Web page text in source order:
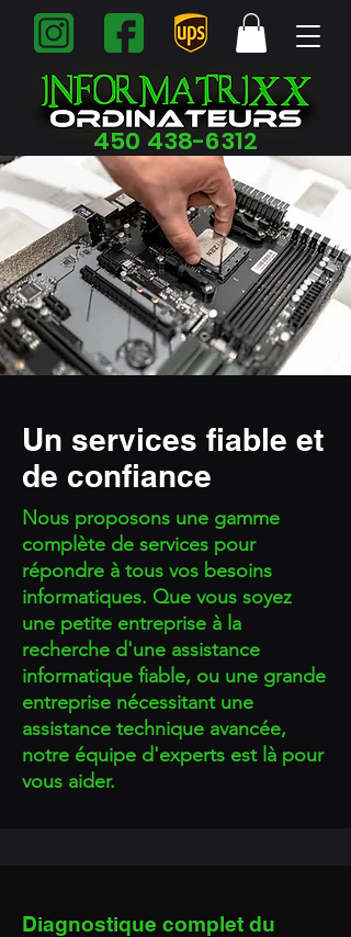
450 438-6312
Un services fiable et
de confiance
Nous proposons une gamme
complète de services pour
répondre à tous vos besoins
informatiques. Que vous soyez
une petite entreprise à la
recherche d'une assistance
informatique fiable, ou une grande
entreprise nécessitant une
assistance technique avancée,
notre équipe d'experts est là pour
vous aider.
Diagnostique complet du